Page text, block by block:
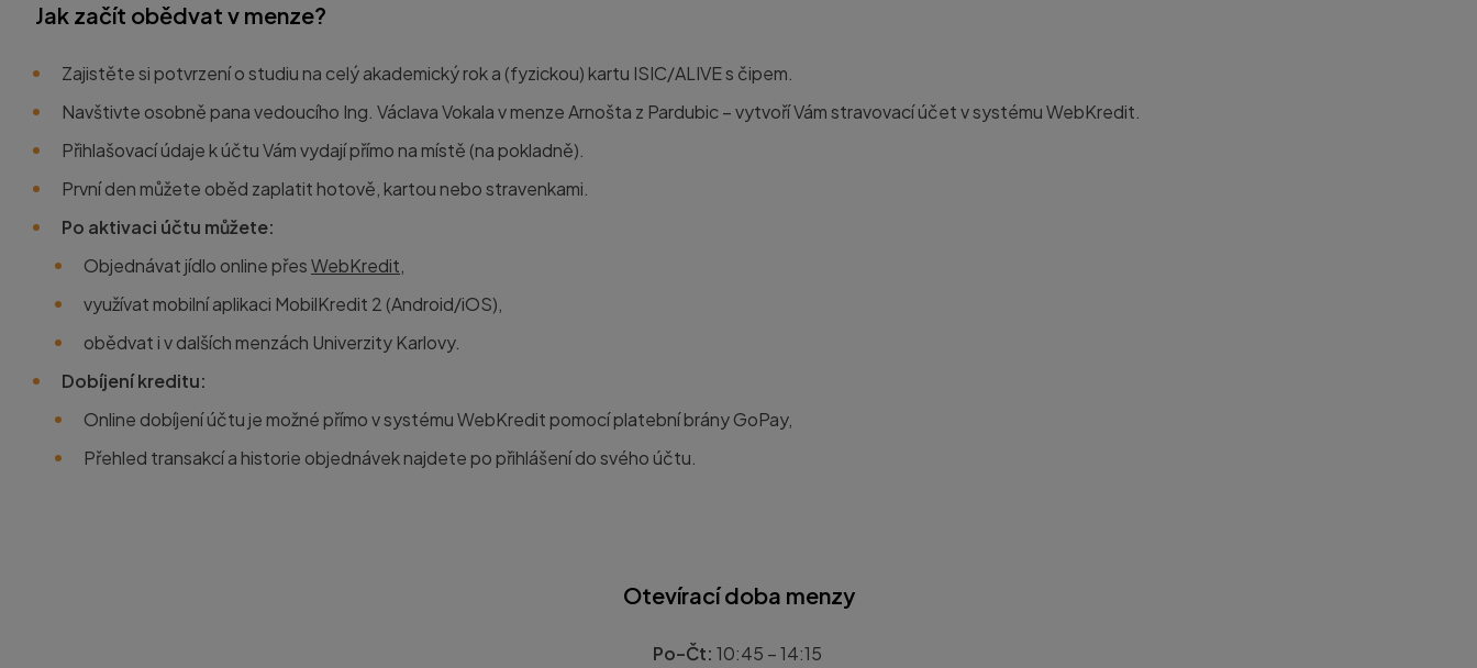
Jak začít obědvat v menze?
Zajistěte si potvrzení o studiu na celý akademický rok a (fyzickou) kartu ISIC/ALIVE s čipem.
Navštivte osobně pana vedoucího Ing. Václava Vokalav menze Arnošta z Pardubic – vytvoří Vámstravovací účet v systému WebKredit.
Přihlašovací údaje k účtu Vám vydají přímo na místě (na pokladně).
První den můžete oběd zaplatit hotově, kartou nebo stravenkami.
Po aktivaci účtu můžete:
Objednávat jídlo online přesWebKredit,
využívat mobilní aplikaci MobilKredit 2 (Android/iOS),
obědvat i v dalších menzách Univerzity Karlovy.
Dobíjení kreditu:
Online dobíjeníúčtu je možné přímo v systému WebKredit pomocí platební brány GoPay,
Přehled transakcí a historie objednávek najdete po přihlášení do svého účtu.
Otevírací doba menzy
Po–Čt: 10:45 – 14:15